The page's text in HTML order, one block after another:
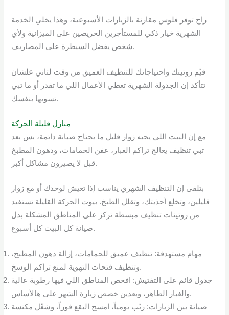
راح توفر فلوس مقارنة بالزيارات الأسبوعية، وهذا يخلي الخدمة
الشهرية خيار ذكي للمستأجرين الحريصين على الميزانية ولأي
شخص يفضل السيطرة على المصاريف.
قيّم روتينك واحتياجاتك للتنظيف العميق من وقت لثاني علشان
تتأكد إن الجدولة الشهرية تغطي الأعمال اللي ما تقدر أو ما تبي
تسويها بنفسك.
منازل قليلة الحركة
مع إن البيت اللي يجيه زوار قليل ما يحتاج صيانة دائمة، بس بعد
تبي تنظيف يعالج تراكم الغبار، عفن الحمامات، ودهون المطبخ
قبل لا يصيرون مشاكل أكبر.
بتلقى إن التنظيف الشهري يناسب إذا تعيش لوحدك أو مع زوار
قليلين، وتخلع أحذيتك، وتقلل الطبخ. بيوت الحركة القليلة تستفيد
من روتينات تنظيف مبسطة تركز على المناطق المشكلة بدل
صيانة كل البيت كل أسبوع.
مهام مستهدفة: تنظيف عميق للحمامات، إزالة دهون المطبخ،
وتنظيف فتحات التهوية لمنع تراكم الوسخ.
جدول قائم على التفتيش: افحص المناطق اللي فيها رطوبة عالية
والغبار الظاهر، وبعدين خصص زيارة الشهر على هالأساس.
صيانة بين الزيارات: رتّب يومياً، امسح البقع فوراً، وشغّل مكنسة